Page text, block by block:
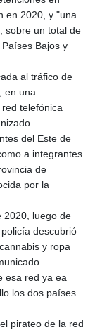
FKP 0.740916
GBP 0.741235
GEL 2.610391
GHS 11.700039
GIP 0.740916
GMD 73.503851
GNF
8756.649224
GTQ 7.607144
GYD 208.588851
HKD 7.84315
HRK 6.518804
HTG 130.363707
HUF 314.060388
IDR 17801
ILS 2.99985
IMP 0.740916
IQD
en 2020, y "una
sobre un total de
Bajos y
al tráfico de
en una
telefónica
del Este de
a integrantes
de
por la
2020, luego de
descubrió
y ropa
esa red ya ea
los dos países
pirateo de la red